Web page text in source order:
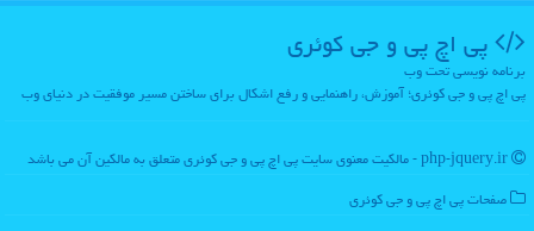
پی اچ پی و جی كوئری
برنامه نویسی تحت وب
پی اچ پی و جی کوئری؛ آموزش، راهنمایی و رفع اشکال برای ساختن مسیر موفقیت در دنیای وب
صفحات پی اچ پی و جی كوئری